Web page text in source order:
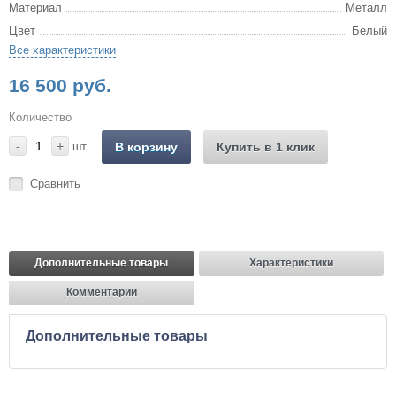
Материал
Металл
Цвет
Белый
Все характеристики
16 500 руб.
Количество
- + шт. В корзину Купить в 1 клик
Сравнить
Дополнительные товары Характеристики
Комментарии
Дополнительные товары